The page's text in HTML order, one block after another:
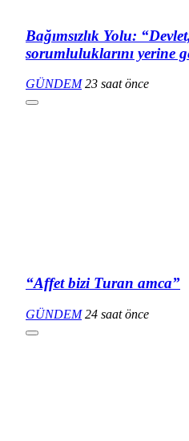
Bağımsızlık Yolu:
sorumluluklarını yerine
GÜNDEM 23 saat önce
“Affet bizi Turan amca”
GÜNDEM 24 saat önce